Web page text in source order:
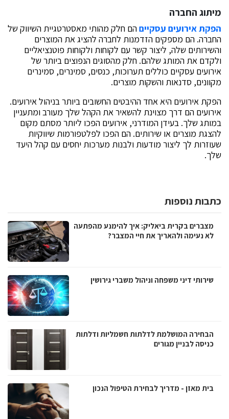
מיתוג החברה
הפקת אירועים עסקייםהם חלק מהותי מאסטרטגיית השיווק של
החברה. הם מספקים הזדמנות לחברה להציג את המוצרים
והשירותים שלה, ליצור קשר עם לקוחות ולקוחות פוטנציאליים
ולקדם את המותג שלהם. חלק מהסוגים הנפוצים ביותר של
אירועים עסקיים כוללים תערוכות, כנסים, סמינרים, סמינרים
מקוונים, סדנאות והשקות מוצרים.
הפקת אירועים היא אחד ההיבטים החשובים ביותר בניהול אירועים.
אירועים הם דרך מצוינת להשאיר את הקהל שלך מעורב ומתעניין
במותג שלך. בעידן המודרני, אירועים הפכו ליותר מסתם מקום
להצגת מוצרים או שירותים. הם הפכו לפלטפורמות שיווקיות
שעוזרות לך ליצור מודעות ולבנות מערכות יחסים עם קהל היעד
שלך.
כתבות נוספות
מצברים בקרית ביאליק: איך להימנע מהפתעה
לא נעימה ולהאריך את חיי המצבר?
שירותי דיני משפחה וניהול משברי גירושין
הבחירה המושלמת לדלתות חשמליות ודלתות
כניסה לבניין מגורים
בית מאזן - מדריך לבחירת הטיפול הנכון